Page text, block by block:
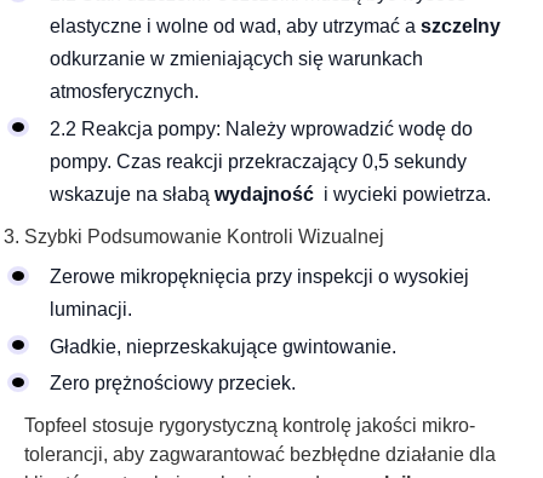
elastyczne i wolne od wad, aby utrzymać a szczelny
odkurzanie w zmieniających się warunkach
atmosferycznych.
2.2 Reakcja pompy: Należy wprowadzić wodę do
pompy. Czas reakcji przekraczający 0,5 sekundy
wskazuje na słabą wydajność i wycieki powietrza.
Szybki Podsumowanie Kontroli Wizualnej
Zerowe mikropęknięcia przy inspekcji o wysokiej
luminacji.
Gładkie, nieprzeskakujące gwintowanie.
Zero prężnościowy przeciek.
Topfeel stosuje rygorystyczną kontrolę jakości mikro-
tolerancji, aby zagwarantować bezbłędne działanie dla